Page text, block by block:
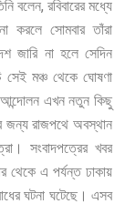
বলেন, রবিবারের মধ্যে
না করলে সোমবার তাঁরা
জারি না হলে সেদিন
সেই মঞ্চ থেকে ঘোষণা
আন্দোলন এখন নতুন কিছু
জন্য রাজপথে অবস্থান
সংবাদপত্রের খবর
থেকে এ পর্যন্ত ঢাকায়
ঘটনা ঘটেছে। এসব